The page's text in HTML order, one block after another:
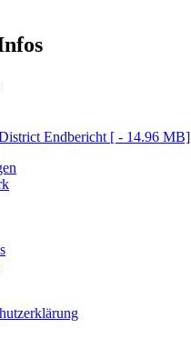
Endbericht [ - 14.96 MB]